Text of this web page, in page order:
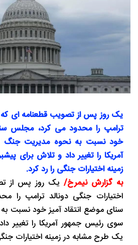
یک روز پس از تصویب قطعنامه‌ ای که
ترامپ را محدود می کرد،‌ مجلس
خود نسبت به نحوه مدیریت جنگ
آمریکا را تغییر داد و تلاش برای
زمینه اختیارات جنگی را رد کرد.
به گزارش نیمرخ/ یک روز پس از
اختیارات جنگی دونالد ترامپ
سنای موضع انتقاد آمیز خود نسبت
سوی رئیس جمهور آمریکا را تغییر
یک طرح مشابه در زمینه اختیارات